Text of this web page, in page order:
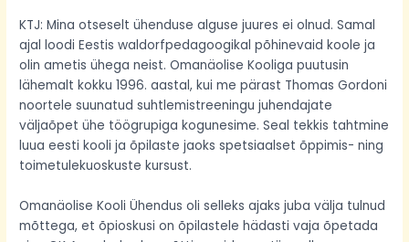
KTJ: Mina otseselt ühenduse alguse juures ei olnud. Samal
ajal loodi Eestis waldorfpedagoogikal põhinevaid koole ja
olin ametis ühega neist. Omanäolise Kooliga puutusin
lähemalt kokku 1996. aastal, kui me pärast Thomas Gordoni
noortele suunatud suhtlemistreeningu juhendajate
väljaõpet ühe töögrupiga kogunesime.Seal tekkis tahtmine
luua eesti kooli ja õpilaste jaoks spetsiaalset õppimis- ning
toimetulekuoskuste kursust.
Omanäolise Kooli Ühendus oli selleks ajaks juba välja tulnud
mõttega, et õpioskusi on õpilastele hädasti vaja õpetada